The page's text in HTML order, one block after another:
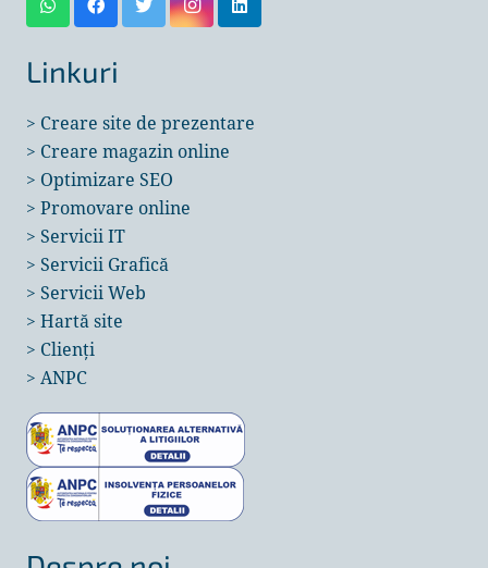
Linkuri
> Creare site de prezentare
> Creare magazin online
> Optimizare SEO
> Promovare online
> Servicii IT
> Servicii Grafică
> Servicii Web
> Hartă site
> Clienți
> ANPC